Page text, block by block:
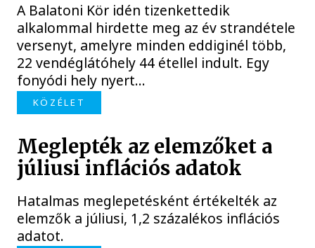
A Balatoni Kör idén tizenkettedik
alkalommal hirdette meg az év strandétele
versenyt, amelyre minden eddiginél több,
22 vendéglátóhely 44 étellel indult. Egy
fonyódi hely nyert...
KÖZÉLET
Meglepték az elemzőket a
júliusi inflációs adatok
Hatalmas meglepetésként értékelték az
elemzők a júliusi, 1,2 százalékos inflációs
adatot.